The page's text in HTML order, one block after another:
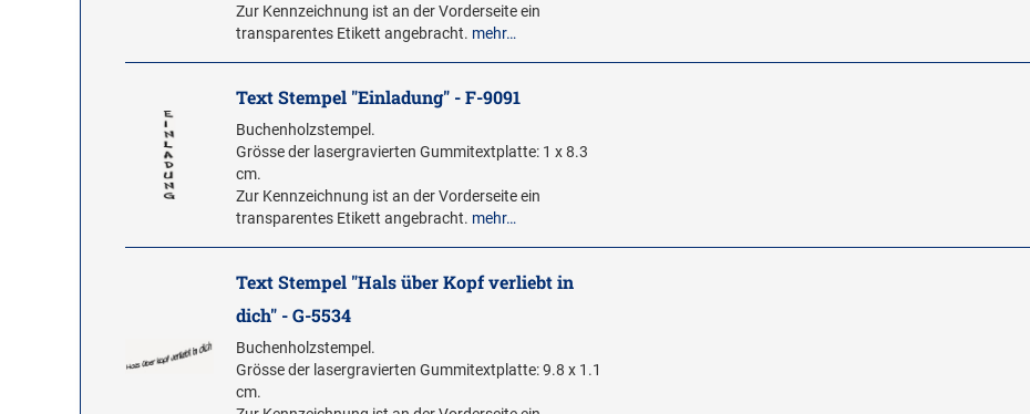
Zur Kennzeichnung ist an der Vorderseite ein
transparentes Etikett angebracht. mehr…
Text Stempel "Einladung" - F-9091
Buchenholzstempel.
Grösse der lasergravierten Gummitextplatte: 1 x 8.3
cm.
Zur Kennzeichnung ist an der Vorderseite ein
transparentes Etikett angebracht. mehr…
Text Stempel "Hals über Kopf verliebt in
dich" - G-5534
Buchenholzstempel.
Grösse der lasergravierten Gummitextplatte: 9.8 x 1.1
cm.